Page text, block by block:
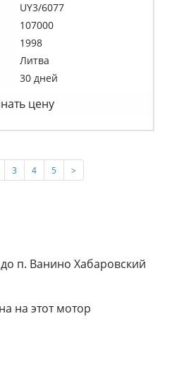
UY3/6077
107000
1998
Литва
30 дней
цену
3 4 5 >
п. Ванино Хабаровский
на этот мотор